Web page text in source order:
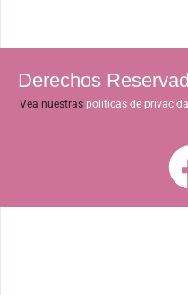
Derechos
Vea nuestras politicas de